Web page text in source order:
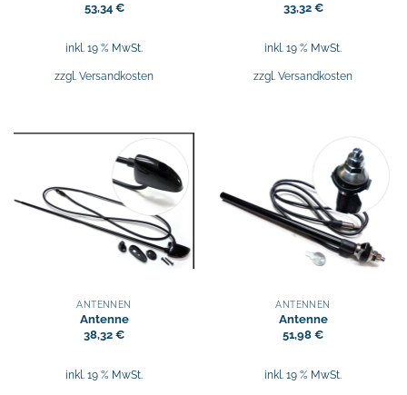
53,34 €
inkl. 19 % MwSt.
zzgl. Versandkosten
33,32 €
inkl. 19 % MwSt.
zzgl. Versandkosten
ANTENNEN
Antenne
38,32 €
inkl. 19 % MwSt.
ANTENNEN
Antenne
51,98 €
inkl. 19 % MwSt.